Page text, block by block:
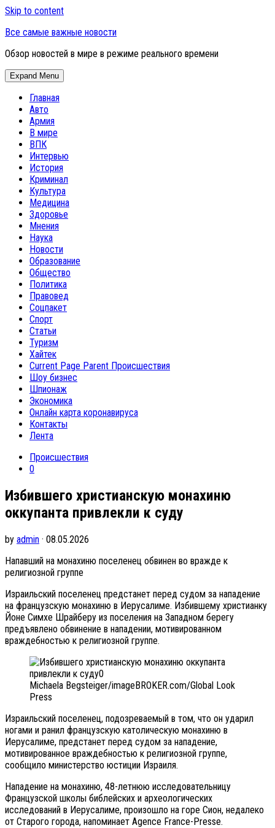
Skip to content
Все самые важные новости
Обзор новостей в мире в режиме реального времени
Expand Menu
Главная
Авто
Армия
В мире
ВПК
Интервью
История
Криминал
Культура
Медицина
Здоровье
Мнения
Наука
Новости
Образование
Общество
Политика
Правовед
Соцпакет
Спорт
Статьи
Туризм
Хайтек
Current Page Parent Происшествия
Шоу бизнес
Шпионаж
Экономика
Онлайн карта коронавируса
Контакты
Лента
Происшествия
0
Избившего христианскую монахиню
оккупанта привлекли к суду
by admin · 08.05.2026
Напавший на монахиню поселенец обвинен во вражде к
религиозной группе
Израильский поселенец предстанет перед судом за нападение
на французскую монахиню в Иерусалиме. Избившему христианку
Йоне Симхе Шрайберу из поселения на Западном берегу
предъявлено обвинение в нападении, мотивированном
враждебностью к религиозной группе.
Michaela Begsteiger/imageBROKER.com/Global Look
Press
Израильский поселенец, подозреваемый в том, что он ударил
ногами и ранил французскую католическую монахиню в
Иерусалиме, предстанет перед судом за нападение,
мотивированное враждебностью к религиозной группе,
сообщило министерство юстиции Израиля.
Нападение на монахиню, 48-летнюю исследовательницу
Французской школы библейских и археологических
исследований в Иерусалиме, произошло на горе Сион, недалеко
от Старого города, напоминает Agence France-Presse.